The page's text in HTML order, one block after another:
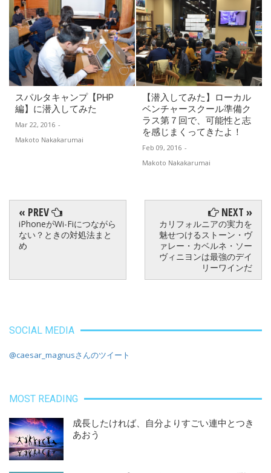
スパルタキャンプ【PHP
編】に潜入してみた
Mar 22, 2016 -
Makoto Nakakarumai
【潜入してみた】ローカル
ベンチャースクール準備ク
ラス第７回で、可能性と志
を感じまくってきたよ！
Feb 09, 2016 -
Makoto Nakakarumai
« PREV
iPhoneがWi-Fiにつながら
ない？ときの対処法まと
め
NEXT »
カリフォルニアの実力を
魅せつけるストーン・ヴ
ァレー・カベルネ・ソー
ヴィニヨンは最強のデイ
リーワインだ
SOCIAL MEDIA
@caesar_magnusさんのツイート
MOST READING
成長したければ、自分よりすごい連中とつき
あおう